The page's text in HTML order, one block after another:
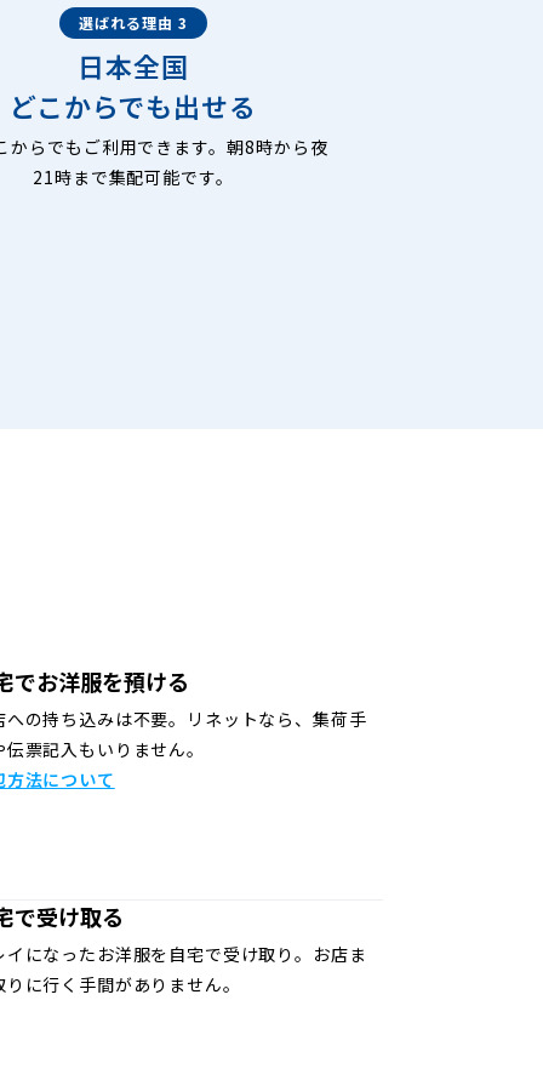
選ばれる理由 3
日本全国
どこからでも出せる
からでもご利用できます。朝8時から夜
21時まで集配可能です。
でお洋服を預ける
への持ち込みは不要。リネットなら、集荷手
伝票記入もいりません。
方法について
で受け取る
イになったお洋服を自宅で受け取り。お店ま
りに行く手間がありません。